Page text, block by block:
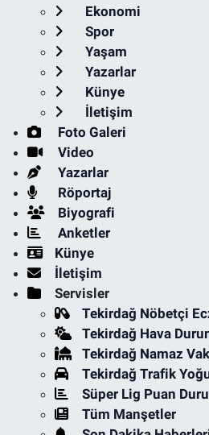
Ekonomi
Spor
Yaşam
Yazarlar
Künye
İletişim
Foto Galeri
Video
Yazarlar
Röportaj
Biyografi
Anketler
Künye
İletişim
Servisler
Tekirdağ Nöbetçi
Tekirdağ Hava
Tekirdağ Namaz
Tekirdağ Trafik
Süper Lig Puan
Tüm Manşetler